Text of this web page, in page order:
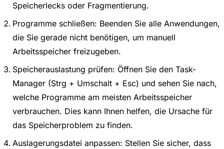
Speicherlecks oder Fragmentierung.
Programme schließen: Beenden Sie alle Anwendungen,
die Sie gerade nicht benötigen, um manuell
Arbeitsspeicher freizugeben.
Speicherauslastung prüfen: Öffnen Sie den Task-
Manager (Strg + Umschalt + Esc) und sehen Sie nach,
welche Programme am meisten Arbeitsspeicher
verbrauchen. Dies kann Ihnen helfen, die Ursache für
das Speicherproblem zu finden.
Auslagerungsdatei anpassen: Stellen Sie sicher, dass